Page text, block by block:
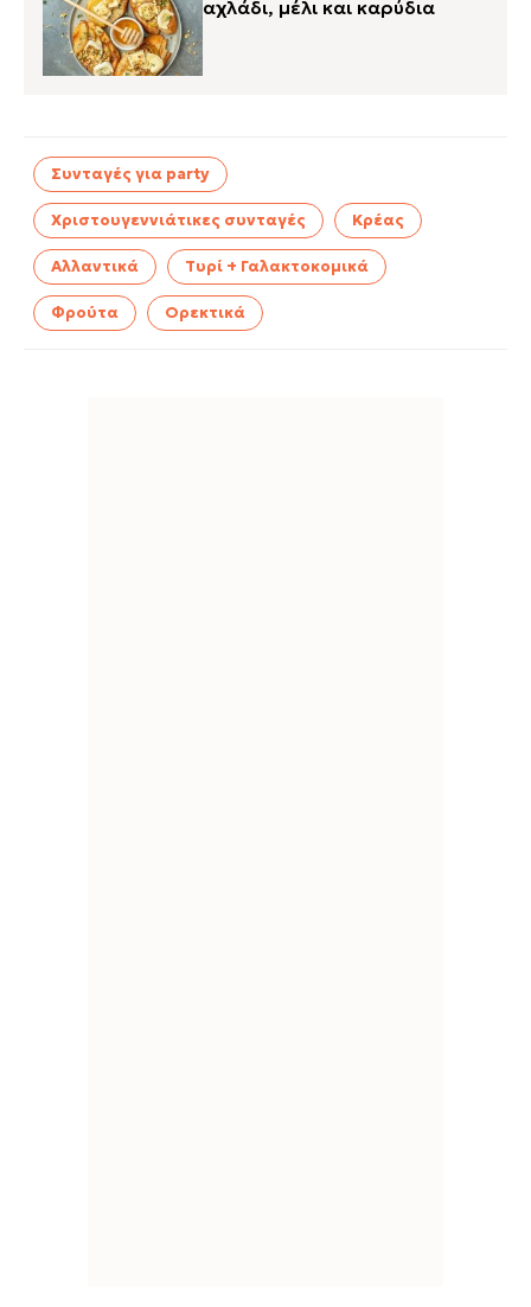
αχλάδι, μέλι και καρύδια
Συνταγές για party
Χριστουγεννιάτικες συνταγές Κρέας
Αλλαντικά Τυρί + Γαλακτοκομικά
Φρούτα Ορεκτικά